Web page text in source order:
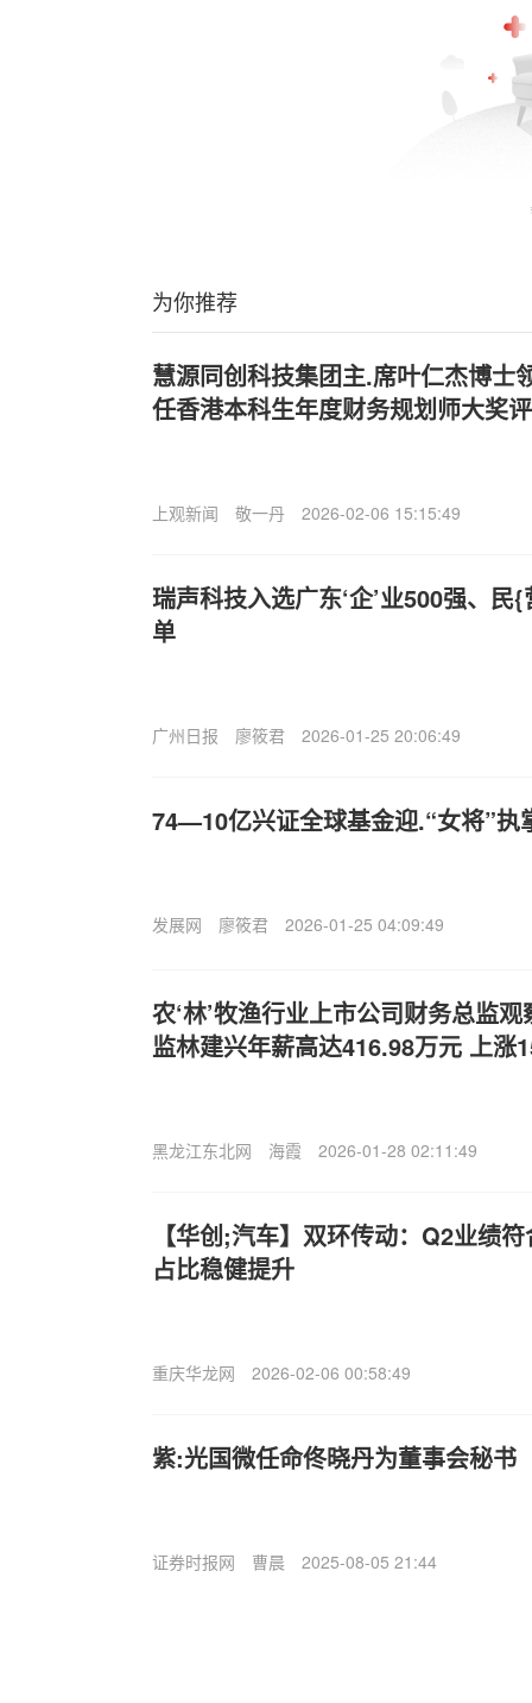
为你推荐
慧源同创科技集团主.席叶仁杰博士
任香港本科生年度财务规划师大奖
上观新闻 敬一丹 2026-02-06 15:15:49
瑞声科技入选广东‘企’业500强、
单
广州日报 廖筱君 2026-01-25 20:06:49
74—10亿兴证全球基金迎.“女将”执
发展网 廖筱君 2026-01-25 04:09:49
农‘林’牧渔行业上市公司财务总监
监林建兴年薪高达416.98万元 上涨
黑龙江东北网 海霞 2026-01-28 02:11:49
【华创;汽车】双环传动：Q2业绩
占比稳健提升
重庆华龙网 2026-02-06 00:58:49
紫:光国微任命佟晓丹为董事会秘书
证券时报网 曹晨 2025-08-05 21:44